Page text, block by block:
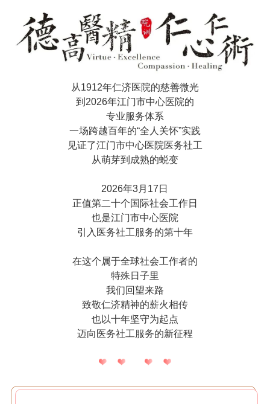
从1912年仁济医院的慈善微光
到2026年江门市中心医院的
专业服务体系
一场跨越百年的“全人关怀”实践
见证了江门市中心医院医务社工
从萌芽到成熟的蜕变
2026年3月17日
正值第二十个国际社会工作日
也是江门市中心医院
引入医务社工服务的第十年
在这个属于全球社会工作者的
特殊日子里
我们回望来路
致敬仁济精神的薪火相传
也以十年坚守为起点
迈向医务社工服务的新征程